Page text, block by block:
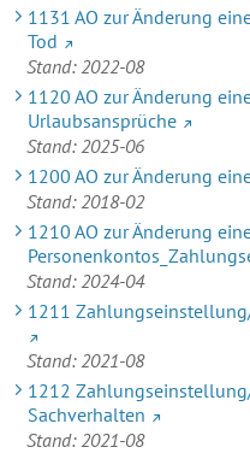
1131 AO zur Änderung
Tod
Stand: 2022-08
1120 AO zur Änderung
Urlaubsansprüche
Stand: 2025-06
1200 AO zur Änderung
Stand: 2018-02
1210 AO zur Änderung
Stand: 2024-04
1211
Stand: 2021-08
1212
Sachverhalten
Stand: 2021-08